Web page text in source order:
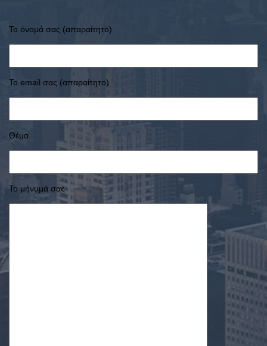
Το όνομά σας (απαραίτητο)
Το email σας (απαραίτητο)
Θέμα
Το μήνυμά σας